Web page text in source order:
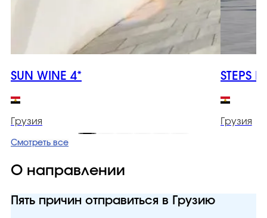
SUN WINE 4*
Грузия
STEPS
Грузия
Смотреть все
О направлении
Пять причин отправиться в Грузию